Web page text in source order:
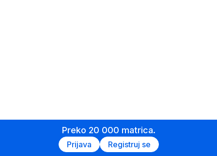
Preko 20 000 matrica.
Prijava Registruj se